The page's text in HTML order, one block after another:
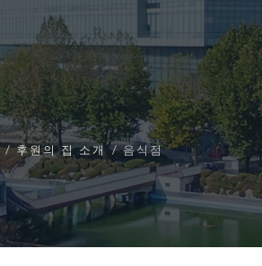
후원의 집 소개 음식점